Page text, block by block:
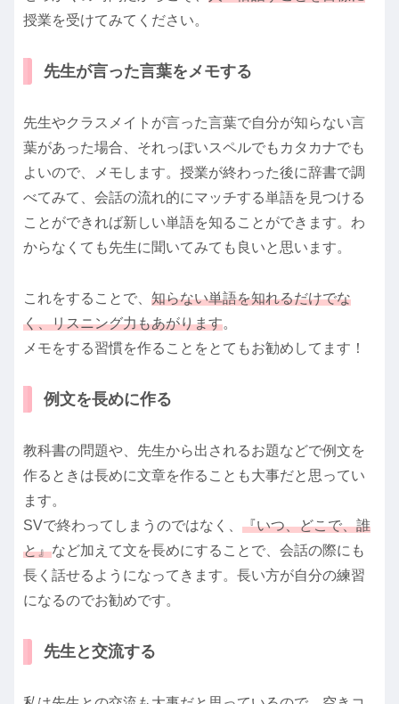
授業を受けてみてください。
先生が言った言葉をメモする
先生やクラスメイトが言った言葉で自分が知らない言
葉があった場合、それっぽいスペルでもカタカナでも
よいので、メモします。授業が終わった後に辞書で調
べてみて、会話の流れ的にマッチする単語を見つける
ことができれば新しい単語を知ることができます。わ
からなくても先生に聞いてみても良いと思います。
これをすることで、 知らない単語を知れるだけでな
く、リスニング力もあがります。
メモをする習慣を作ることをとてもお勧めしてます！
例文を長めに作る
教科書の問題や、先生から出されるお題などで例文を
作るときは長めに文章を作ることも大事だと思ってい
ます。
SVで終わってしまうのではなく、 『いつ、どこで、誰
と』など加えて文を長めにすることで、会話の際にも
長く話せるようになってきます。長い方が自分の練習
になるのでお勧めです。
先生と交流する